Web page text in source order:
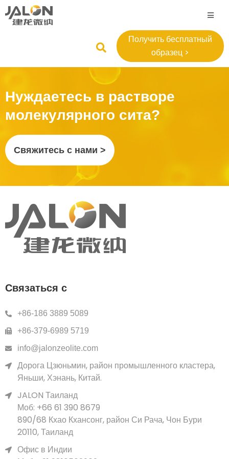
Получить бесплатный
образец >
Нуждаетесь в растворе
молекулярного сита?
Свяжитесь с нами >
Связаться с
+86-186 3889 5089
+86-379-6989 5719
info@jalonzeolite.com
Дорога Цзюньмин, район промышленного кластера,
Яньши, Хэнань, Китай.
JALON Таиланд
Моб: +66 61 390 8679
890/68 Кхао Кхансонг, район Си Рача, Чон Бури
20110, Таиланд
Офис в Индии